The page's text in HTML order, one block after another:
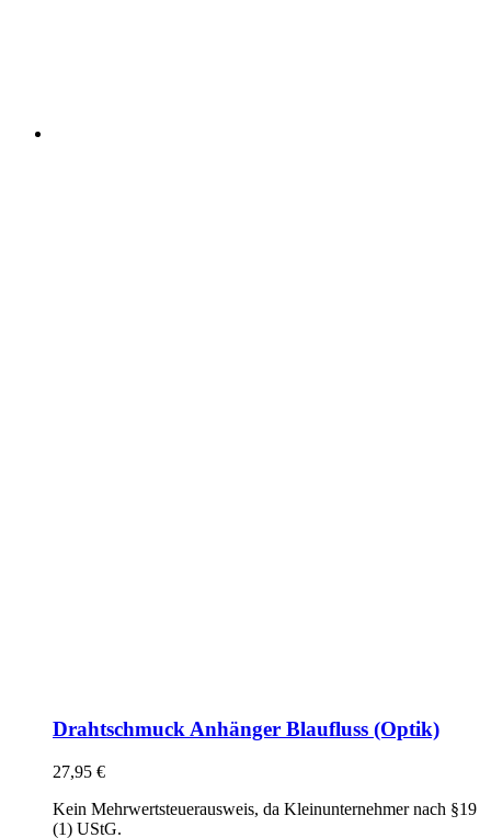
Drahtschmuck Anhänger Blaufluss (Optik)
27,95 €
Kein Mehrwertsteuerausweis, da Kleinunternehmer nach §19
(1) UStG.